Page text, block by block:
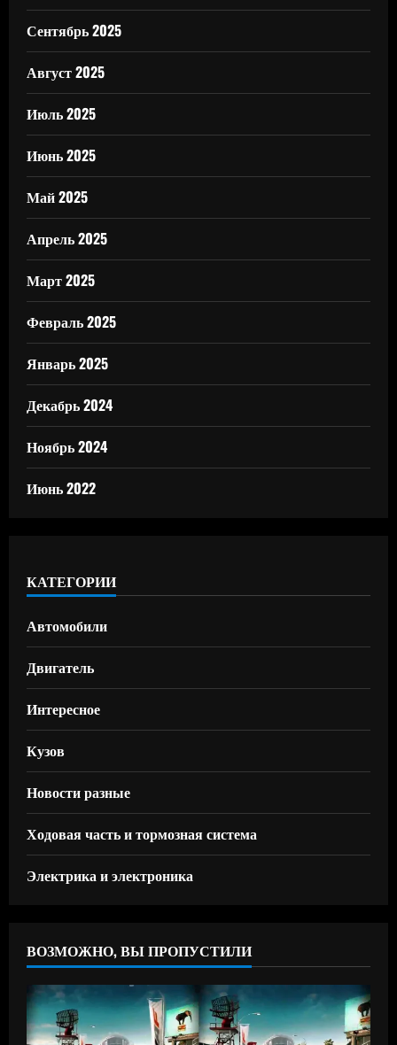
Сентябрь 2025
Август 2025
Июль 2025
Июнь 2025
Май 2025
Апрель 2025
Март 2025
Февраль 2025
Январь 2025
Декабрь 2024
Ноябрь 2024
Июнь 2022
КАТЕГОРИИ
Автомобили
Двигатель
Интересное
Кузов
Новости разные
Ходовая часть и тормозная система
Электрика и электроника
ВОЗМОЖНО, ВЫ ПРОПУСТИЛИ